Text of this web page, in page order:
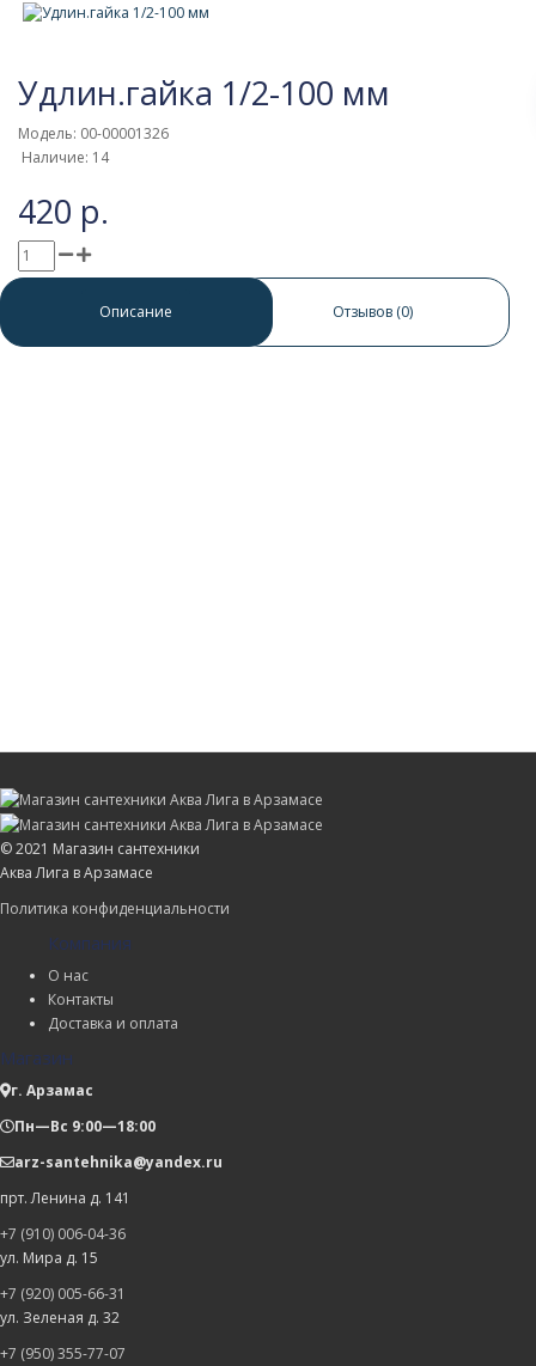
Удлин.гайка 1/2-100 мм
Модель: 00-00001326
Наличие: 14
420 р.
Написать отзыв
Описание Отзывов (0)
© 2021 Магазин сантехники
Аква Лига в Арзамасе
Политика конфиденциальности
Компания
О нас
Контакты
Доставка и оплата
Магазин
г. Арзамас
Пн—Вс 9:00—18:00
arz-santehnika@yandex.ru
прт. Ленина д. 141
+7 (910) 006-04-36
ул. Мира д. 15
+7 (920) 005-66-31
ул. Зеленая д. 32
+7 (950) 355-77-07